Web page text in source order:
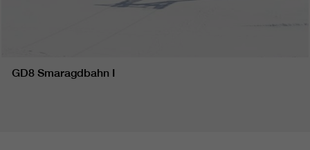
GD8 Smaragdbahn I